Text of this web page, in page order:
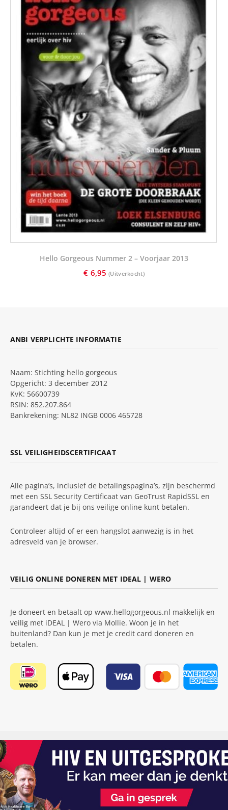
Hello Gorgeous Nummer 2 – Voorjaar 2013
€ 6,95
ANBI VERPLICHTE INFORMATIE
Naam: Stichting hello gorgeous
Opgericht: 3 december 2012
KvK: 56600739
RSIN: 852.207.864
Bankrekening: NL82 INGB 0006 465728
SSL VEILIGHEIDSCERTIFICAAT
Alle pagina’s, inclusief de betalingspagina’s, zijn beschermd
met een SSL Security Certificaat van GeoTrust RapidSSL en
garandeert dat je bij ons veilige online kunt betalen.
Controleer altijd of er een hangslot aanwezig is in het
adresveld van je browser.
VEILIG ONLINE DONEREN MET IDEAL | WERO
Je doneert en betaalt op www.hellogorgeous.nl makkelijk en
veilig met iDEAL | Wero via Mollie. Woon je in het
buitenland? Dan kun je met je credit card doneren en
betalen.